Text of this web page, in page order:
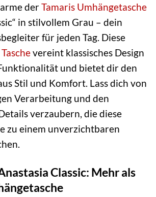
derTamaris Umhängetasche
in stilvollem Grau – dein
für jeden Tag. Diese
Taschevereint klassisches Design
und bietet dir den
Stil und Komfort. Lass dich von
Verarbeitung und den
verzaubern, die diese
zu einem unverzichtbaren
Classic: Mehr als